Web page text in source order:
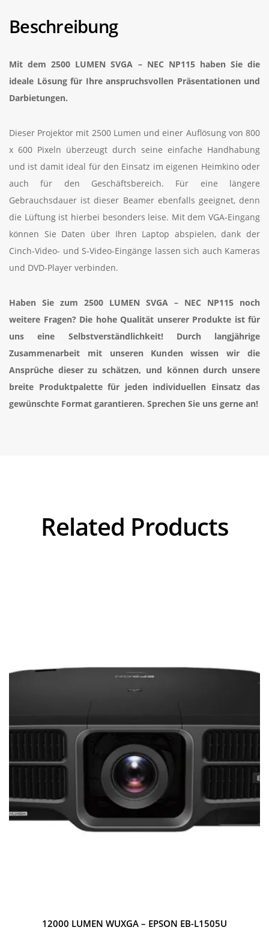
Beschreibung
Mit dem 2500 LUMEN SVGA – NEC NP115 haben Sie die
ideale Lösung für Ihre anspruchsvollen Präsentationen und
Darbietungen.
Dieser Projektor mit 2500 Lumen und einer Auflösung von 800
x 600 Pixeln überzeugt durch seine einfache Handhabung
und ist damit ideal für den Einsatz im eigenen Heimkino oder
auch für den Geschäftsbereich. Für eine längere
Gebrauchsdauer ist dieser Beamer ebenfalls geeignet, denn
die Lüftung ist hierbei besonders leise. Mit dem VGA-Eingang
können Sie Daten über Ihren Laptop abspielen, dank der
Cinch-Video- und S-Video-Eingänge lassen sich auch Kameras
und DVD-Player verbinden.
Haben Sie zum 2500 LUMEN SVGA – NEC NP115 noch
weitere Fragen? Die hohe Qualität unserer Produkte ist für
uns eine Selbstverständlichkeit! Durch langjährige
Zusammenarbeit mit unseren Kunden wissen wir die
Ansprüche dieser zu schätzen, und können durch unsere
breite Produktpalette für jeden individuellen Einsatz das
gewünschte Format garantieren. Sprechen Sie uns gerne an!
Related Products
12000 LUMEN WUXGA – EPSON EB-L1505U